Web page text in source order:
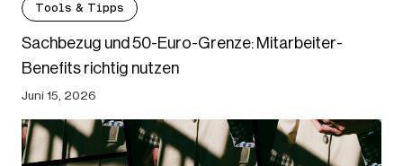
Tools & Tipps
Sachbezug und 50-Euro-Grenze: Mitarbeiter-
Benefits richtig nutzen
Juni 15, 2026